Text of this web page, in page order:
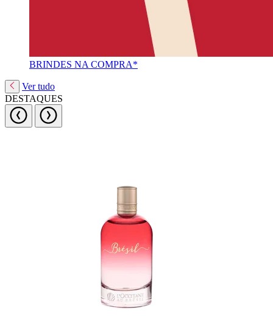
BRINDES NA COMPRA*
Ver tudo
DESTAQUES